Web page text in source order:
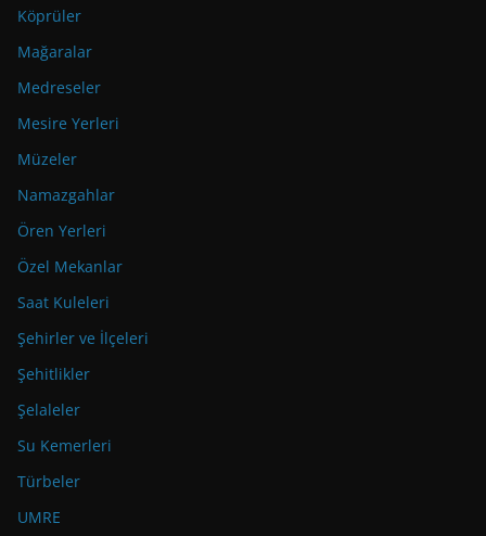
Köprüler
Mağaralar
Medreseler
Mesire Yerleri
Müzeler
Namazgahlar
Ören Yerleri
Özel Mekanlar
Saat Kuleleri
Şehirler ve İlçeleri
Şehitlikler
Şelaleler
Su Kemerleri
Türbeler
UMRE